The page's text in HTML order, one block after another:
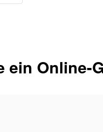
ein Online-